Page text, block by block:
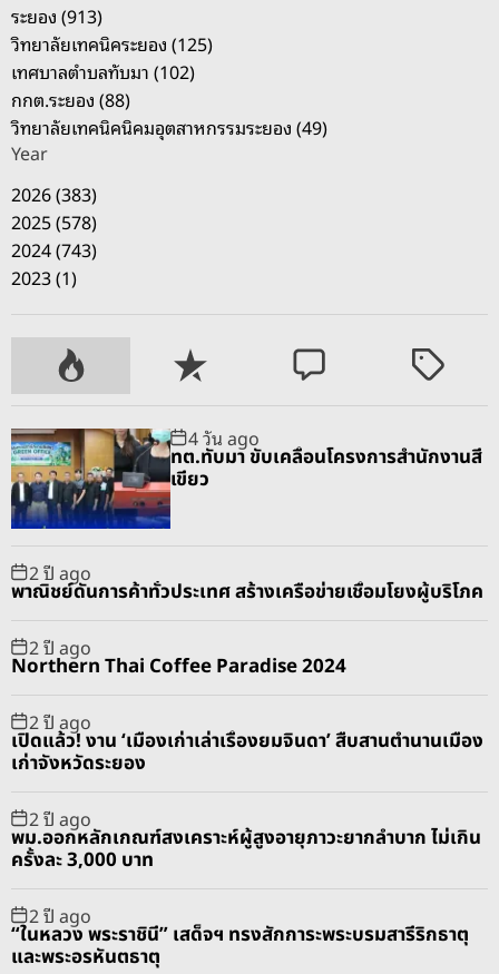
ระยอง (913)
วิทยาลัยเทคนิคระยอง (125)
เทศบาลตำบลทับมา (102)
กกต.ระยอง (88)
วิทยาลัยเทคนิคนิคมอุตสาหกรรมระยอง (49)
Year
2026 (383)
2025 (578)
2024 (743)
2023 (1)
P
o
u
l
a
r
R
e
e
n
C
o
m
e
T
g
e
4 วัน ago
ทต.ทับมา ขับเคลื่อนโครงการสำนักงานสี
เขียว
2 ปี ago
พาณิชย์ดันการค้าทั่วประเทศ สร้างเครือข่ายเชื่อมโยงผู้บริโภค
2 ปี ago
Northern Thai Coffee Paradise 2024
2 ปี ago
เปิดแล้ว! งาน ‘เมืองเก่าเล่าเรื่องยมจินดา’ สืบสานตำนานเมือง
เก่าจังหวัดระยอง
2 ปี ago
พม.ออกหลักเกณฑ์สงเคราะห์ผู้สูงอายุภาวะยากลำบาก ไม่เกิน
ครั้งละ 3,000 บาท
2 ปี ago
“ในหลวง พระราชินี” เสด็จฯ ทรงสักการะพระบรมสารีริกธาตุ
และพระอรหันตธาตุ